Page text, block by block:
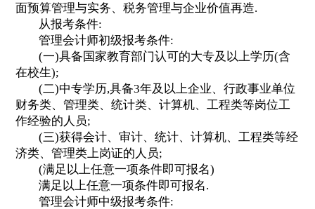
面预算管理与实务、税务管理与企业价值再造.
从报考条件:
管理会计师初级报考条件:
(一)具备国家教育部门认可的大专及以上学历(含
在校生);
(二)中专学历,具备3年及以上企业、行政事业单位
财务类、管理类、统计类、计算机、工程类等岗位工
作经验的人员;
(三)获得会计、审计、统计、计算机、工程类等经
济类、管理类上岗证的人员;
(满足以上任意一项条件即可报名)
满足以上任意一项条件即可报名.
管理会计师中级报考条件: